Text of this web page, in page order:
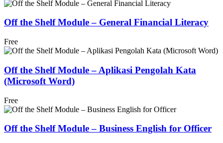
Off the Shelf Module – General Financial Literacy
Free
Off the Shelf Module – Aplikasi Pengolah Kata
(Microsoft Word)
Free
Off the Shelf Module – Business English for Officer